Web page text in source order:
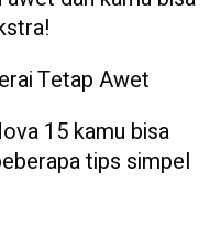
Tetap Awet
15 kamu bisa
tips simpel